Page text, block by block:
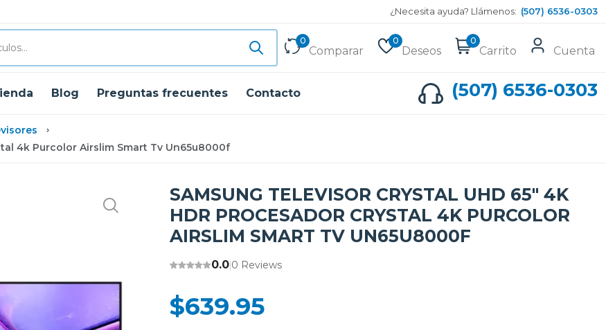
¿Necesita ayuda? Llámenos: (507) 6536-0303
0
Comparar
0
Deseos
0
Carrito Cuenta
Blog Preguntas frecuentes Contacto (507) 6536-0303
4k Purcolor Airslim Smart Tv Un65u8000f
SAMSUNG TELEVISOR CRYSTAL UHD 65" 4K
HDR PROCESADOR CRYSTAL 4K PURCOLOR
AIRSLIM SMART TV UN65U8000F
0.0|0 Reviews
$639.95